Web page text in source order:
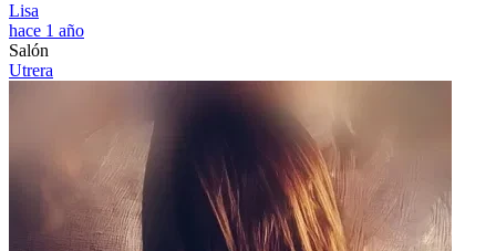
Lisa
hace 1 año
Salón
Utrera